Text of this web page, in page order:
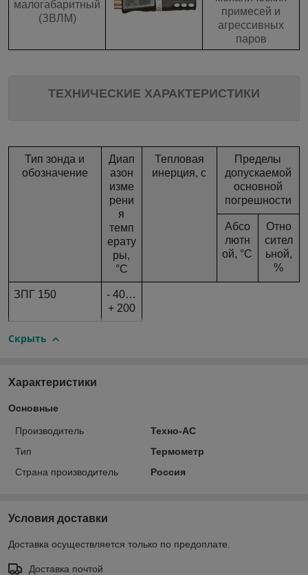
малогабаритный
(ЗВЛМ)
примесей и
агрессивных
паров
ТЕХНИЧЕСКИЕ ХАРАКТЕРИСТИКИ
Тип зонда и
обозначение
Диап
азон
изме
рени
я
темп
ерату
ры,
°С
Тепловая
инерция, с
Пределы
допускаемой
основной
погрешности
Абсо
лютн
ой, °С
Отно
сител
ьной,
%
ЗПГ 150
- 40…
+ 200
Скрыть
Характеристики
Основные
Производитель
Техно-АС
Тип
Термометр
Страна производитель
Россия
Условия доставки
Доставка осуществляется только по предоплате.
Доставка почтой